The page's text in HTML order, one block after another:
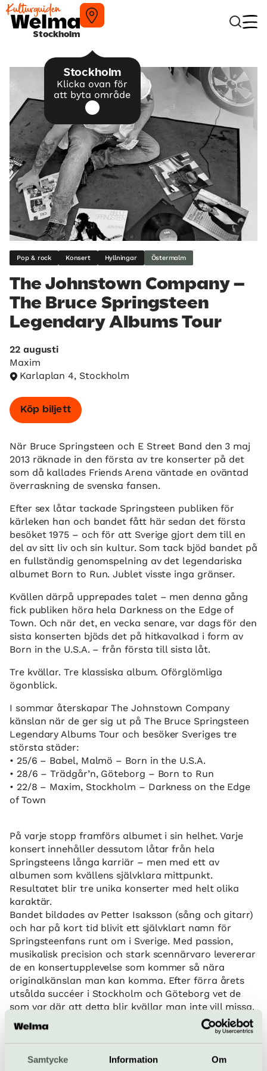
Samtycke Information Om
Stockholm
Stockholm
Klicka ovan för
att byta område
Pop & rock Konsert Hyllningar Östermalm
The Johnstown Company –
The Bruce Springsteen
Legendary Albums Tour
22 augusti
Maxim
Karlaplan 4, Stockholm
Köp biljett
När Bruce Springsteen och E Street Band den 3 maj
2013 räknade in den första av tre konserter på det
som då kallades Friends Arena väntade en oväntad
överraskning de svenska fansen.
Efter sex låtar tackade Springsteen publiken för
kärleken han och bandet fått här sedan det första
besöket 1975 – och för att Sverige gjort dem till en
del av sitt liv och sin kultur. Som tack bjöd bandet på
en fullständig genomspelning av det legendariska
albumet Born to Run. Jublet visste inga gränser.
Kvällen därpå upprepades talet – men denna gång
fick publiken höra hela Darkness on the Edge of
Town. Och när det, en vecka senare, var dags för den
sista konserten bjöds det på hitkavalkad i form av
Born in the U.S.A. – från första till sista låt.
Tre kvällar. Tre klassiska album. Oförglömliga
ögonblick.
I sommar återskapar The Johnstown Company
känslan när de ger sig ut på The Bruce Springsteen
Legendary Albums Tour och besöker Sveriges tre
största städer:
• 25/6 – Babel, Malmö – Born in the U.S.A.
• 28/6 – Trädgår’n, Göteborg – Born to Run
• 22/8 – Maxim, Stockholm – Darkness on the Edge
of Town
På varje stopp framförs albumet i sin helhet. Varje
konsert innehåller dessutom låtar från hela
Springsteens långa karriär – men med ett av
albumen som kvällens självklara mittpunkt.
Resultatet blir tre unika konserter med helt olika
karaktär.
Bandet bildades av Petter Isaksson (sång och gitarr)
och har på kort tid blivit ett självklart namn för
Springsteenfans runt om i Sverige. Med passion,
musikalisk precision och stark scennärvaro levererar
de en konsertupplevelse som kommer så nära
originalkänslan man kan komma. Efter förra årets
utsålda succéer i Stockholm och Göteborg vet de
som var där att detta blir kvällar man inte vill missa.
För dig som var där 2013.
För dig som önskar att du var det.
För dig som älskar albumen.
För dig som längtar efter nästa gång Bossen står på